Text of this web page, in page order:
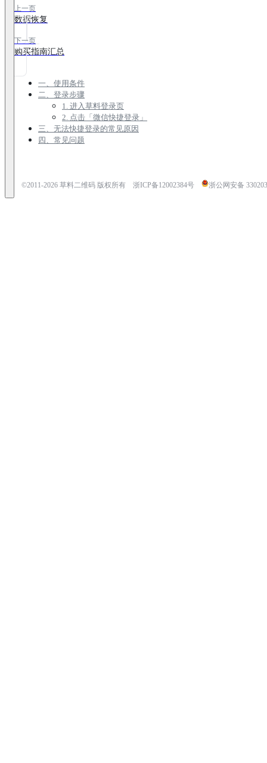
上一页
数据恢复
下一页
购买指南汇总
一、使用条件
二、登录步骤
1. 进入草料登录页
2. 点击「微信快捷登录」
三、无法快捷登录的常见原因
四、常见问题
©2011-2026草料二维码 版权所有 浙ICP备12002384号 浙公网安备